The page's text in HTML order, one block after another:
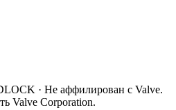
· Не аффилирован с Valve.
Valve Corporation.